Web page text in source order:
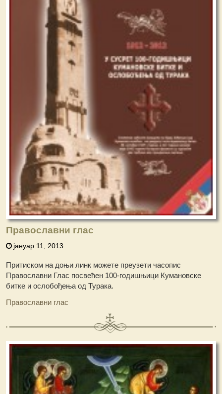
Православни глас
јануар 11, 2013
Притиском на доњи линк можете преузети часопис
Православни Глас посвећен 100-годишњици Кумановске
битке и ослобођења од Турака.
Православни глас